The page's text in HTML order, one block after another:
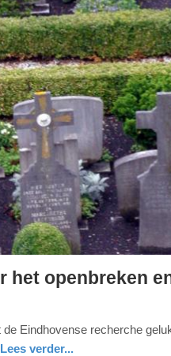
het openbreken
Eindhovense recherche
Lees verder...